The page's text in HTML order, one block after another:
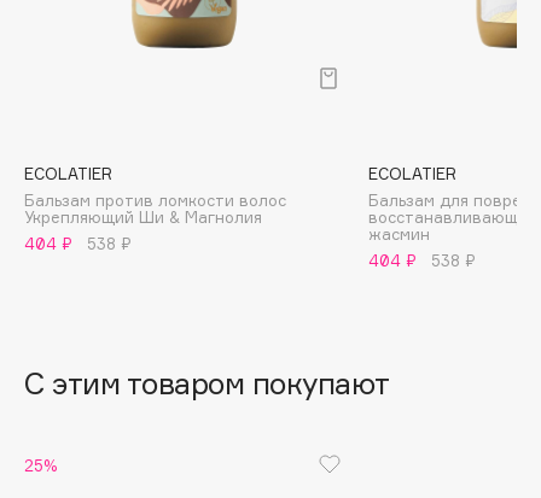
Banderas
Basicare
Batiste
beautyblender
ECOLATIER
Бальзам против ломкости волос
Укрепляющий Ши & Магнолия
404 ₽
538 ₽
ECOLATIER
Бальзам для
жасмин
404 ₽
538 ₽
С этим товаром покупают
25%